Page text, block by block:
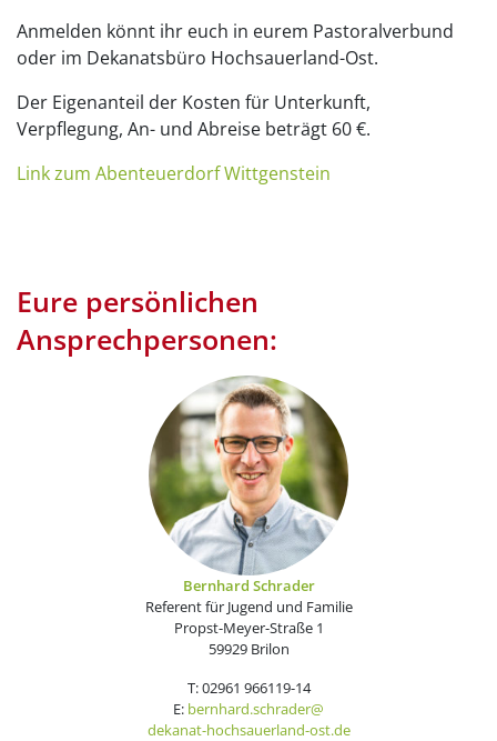
Anmelden könnt ihr euch in eurem Pastoralverbund
oder im Dekanatsbüro Hochsauerland-Ost.
Der Eigenanteil der Kosten für Unterkunft,
Verpflegung, An- und Abreise beträgt 60 €.
Link zum Abenteuerdorf Wittgenstein
Eure persönlichen
Ansprechpersonen:
Bernhard Schrader
Referent für Jugend und Familie
Propst-Meyer-Straße 1
59929 Brilon
T: 02961 966119-14
E: bernhard.schrader@
dekanat-hochsauerland-ost.de